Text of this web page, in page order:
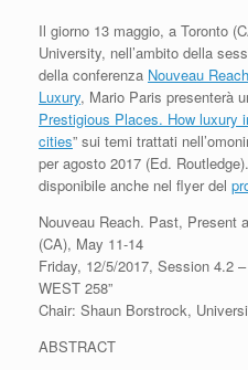
Il giorno 13 maggio, a Toronto
University, nell’ambito della
della conferenza Nouveau
Luxury, Mario Paris presenterà
Prestigious Places. How luxury
cities” sui temi trattati
per agosto 2017 (Ed.
disponibile anche nel flyer del
Nouveau Reach. Past, Present
(CA), May 11-14
Friday, 12/5/2017, Session 4.2
WEST 258”
Chair: Shaun Borstrock,
ABSTRACT